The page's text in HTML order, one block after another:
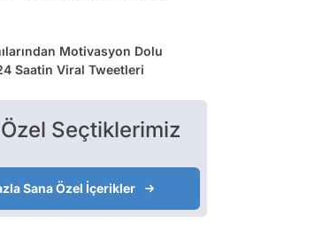
Motivasyon Dolu
Saatin Viral Tweetleri
Seçtiklerimiz
Sana Özel İçerikler